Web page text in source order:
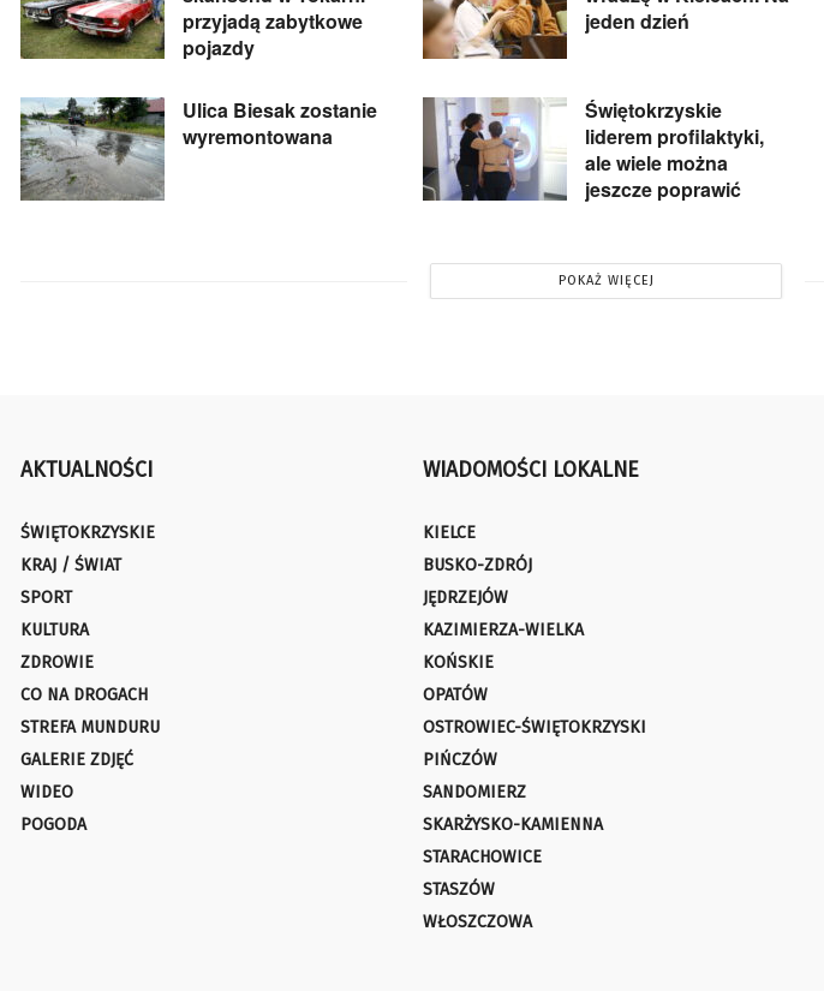
przyjadą zabytkowe
pojazdy
jeden dzień
Ulica Biesak zostanie
wyremontowana
Świętokrzyskie
liderem profilaktyki,
ale wiele można
jeszcze poprawić
POKAŻ WIĘCEJ
AKTUALNOŚCI
ŚWIĘTOKRZYSKIE
KRAJ / ŚWIAT
SPORT
KULTURA
ZDROWIE
CO NA DROGACH
STREFA MUNDURU
GALERIE ZDJĘĆ
WIDEO
POGODA
WIADOMOŚCI LOKALNE
KIELCE
BUSKO-ZDRÓJ
JĘDRZEJÓW
KAZIMIERZA-WIELKA
KOŃSKIE
OPATÓW
OSTROWIEC-ŚWIĘTOKRZYSKI
PIŃCZÓW
SANDOMIERZ
SKARŻYSKO-KAMIENNA
STARACHOWICE
STASZÓW
WŁOSZCZOWA